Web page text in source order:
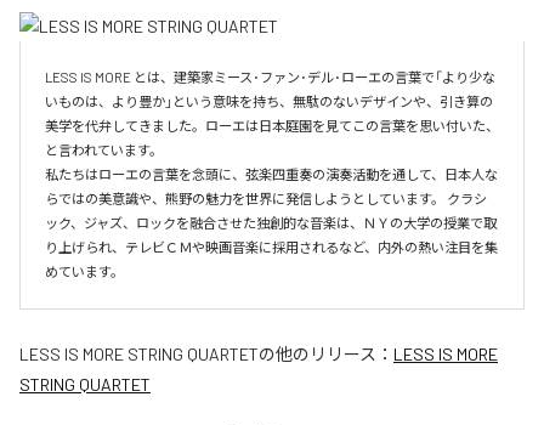
LESS IS MORE とは、建築家ミース･ファン･デル･ローエの言葉で「より少な
いものは、より豊か」という意味を持ち、無駄のないデザインや、引き算の
美学を代弁してきました。ローエは日本庭園を見てこの言葉を思い付いた、
と言われています。
私たちはローエの言葉を念頭に、弦楽四重奏の演奏活動を通して、日本人な
らではの美意識や、熊野の魅力を世界に発信しようとしています。 クラシ
ック、ジャズ、ロックを融合させた独創的な音楽は、ＮＹの大学の授業で取
り上げられ、テレビＣＭや映画音楽に採用されるなど、内外の熱い注目を集
めています。
LESS IS MORE STRING QUARTETの他のリリース： LESS IS MORE
STRING QUARTET